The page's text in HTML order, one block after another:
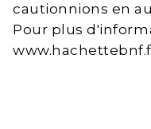
cautionnions en
Pour plus